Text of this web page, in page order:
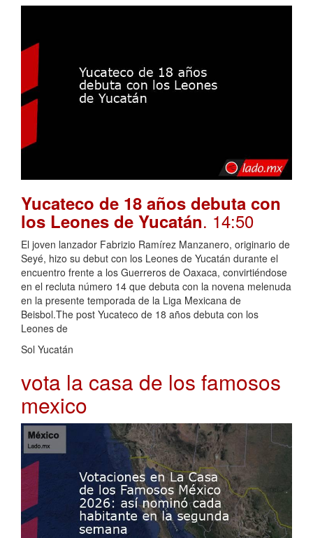
Yucateco de 18 años debuta con
los Leones de Yucatán. 14:50
El joven lanzador Fabrizio Ramírez Manzanero, originario de
Seyé, hizo su debut con los Leones de Yucatán durante el
encuentro frente a los Guerreros de Oaxaca, convirtiéndose
en el recluta número 14 que debuta con la novena melenuda
en la presente temporada de la Liga Mexicana de
Beisbol.The post Yucateco de 18 años debuta con los
Leones de
Sol Yucatán
vota la casa de los famosos
mexico